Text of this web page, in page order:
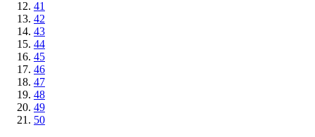
41
42
43
44
45
46
47
48
49
50